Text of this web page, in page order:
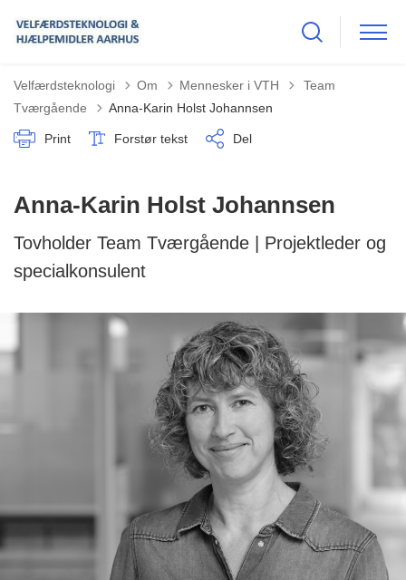
Velfærdsteknologi Om Mennesker i VTH Tilbage til
Team
Tværgående
Anna-Karin Holst Johannsen
Print Forstør tekst Del
Anna-Karin Holst Johannsen
Tovholder Team Tværgående | Projektleder og
specialkonsulent